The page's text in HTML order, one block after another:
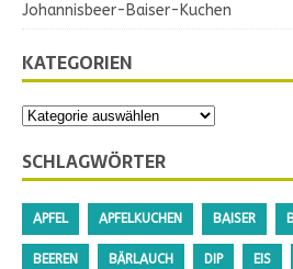
Johannisbeer-Baiser-Kuchen
KATEGORIEN
SCHLAGWÖRTER
APFEL APFELKUCHEN BAISER
BEEREN BÄRLAUCH DIP EIS